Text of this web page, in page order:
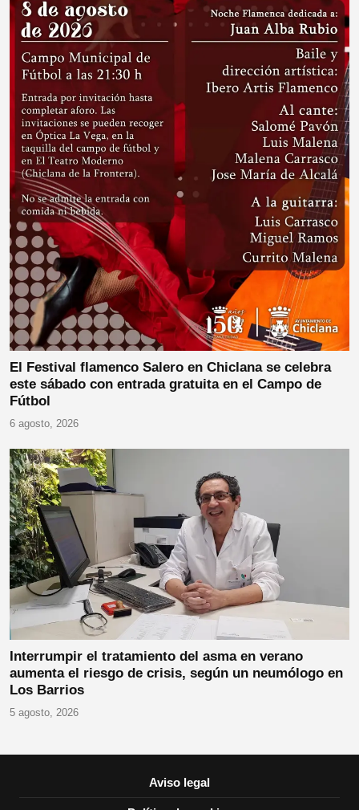
El Festival flamenco Salero en Chiclana se celebra
este sábado con entrada gratuita en el Campo de
Fútbol
6 agosto, 2026
Interrumpir el tratamiento del asma en verano
aumenta el riesgo de crisis, según un neumólogo en
Los Barrios
5 agosto, 2026
Aviso legal